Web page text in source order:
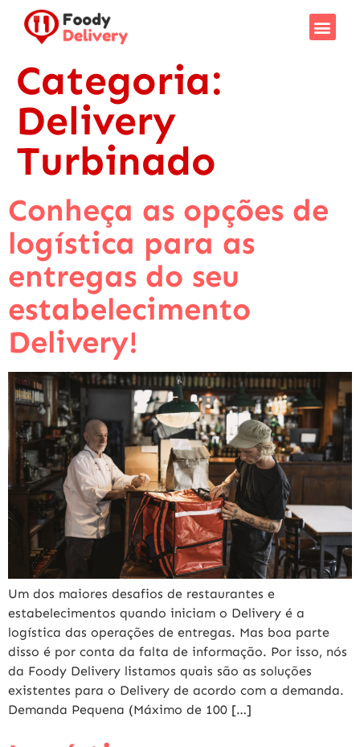
Categoria:
Delivery
Turbinado
Conheça as opções de
logística para as
entregas do seu
estabelecimento
Delivery!
Um dos maiores desafios de restaurantes e
estabelecimentos quando iniciam o Delivery é a
logística das operações de entregas. Mas boa parte
disso é por conta da falta de informação. Por isso, nós
da Foody Delivery listamos quais são as soluções
existentes para o Delivery de acordo com a demanda.
Demanda Pequena (Máximo de 100 […]